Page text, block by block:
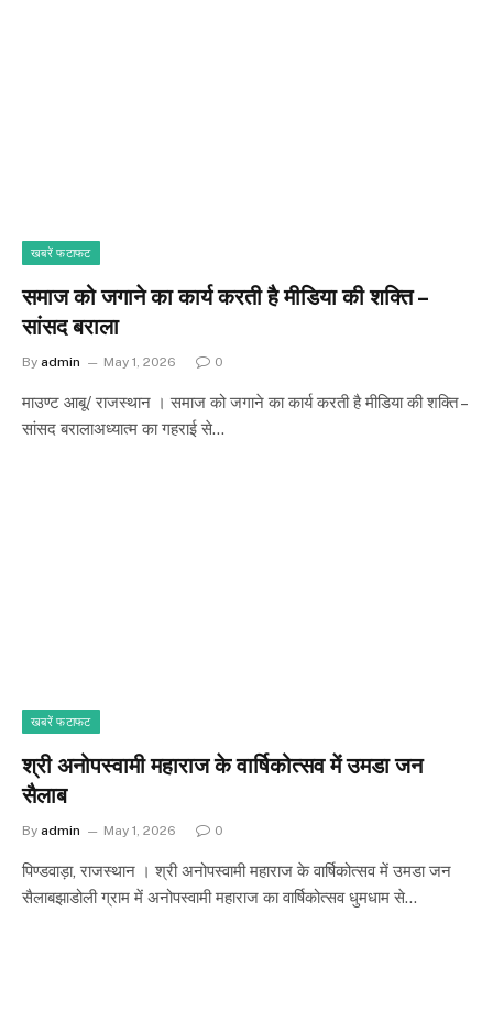
खबरें फटाफट
समाज को जगाने का कार्य करती है मीडिया की शक्ति –
सांसद बराला
By admin May 1, 2026 0
माउण्ट आबू/ राजस्थान । समाज को जगाने का कार्य करती है मीडिया की शक्ति –
सांसद बरालाअध्यात्म का गहराई से…
खबरें फटाफट
श्री अनोपस्वामी महाराज के वार्षिकोत्सव में उमडा जन
सैलाब
By admin May 1, 2026 0
पिण्डवाड़ा, राजस्थान । श्री अनोपस्वामी महाराज के वार्षिकोत्सव में उमडा जन
सैलाबझाडोली ग्राम में अनोपस्वामी महाराज का वार्षिकोत्सव धुमधाम से…